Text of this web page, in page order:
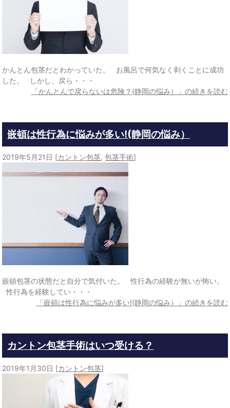
かんとん包茎だとわかっていた。 お風呂で何気なく剥くことに成功
した。 しかし、戻ら・・・
「かんとんで戻らないは危険？(静岡の悩み）」の続きを読む
嵌頓は性行為に悩みが多い!(静岡の悩み）
2019年5月21日 [カントン包茎,包茎手術]
嵌頓包茎の状態だと自分で気付いた。 性行為の経験が無いが怖い。
性行為を経験してい・・・
「嵌頓は性行為に悩みが多い!(静岡の悩み）」の続きを読む
カントン包茎手術はいつ受ける？
2019年1月30日 [カントン包茎]